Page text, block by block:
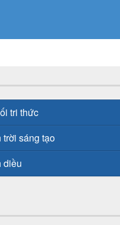
tri thức
trời sáng tạo
diều